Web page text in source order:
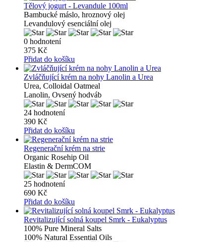
Tělový jogurt - Levandule 100ml
Bambucké máslo, hroznový olej
Levandulový esenciální olej
0 hodnotení
375 Kč
Přidat do košíku
Zvláčňující krém na nohy Lanolin a Urea
Urea, Colloidal Oatmeal
Lanolin, Ovsený hodváb
24 hodnotení
390 Kč
Přidat do košíku
Regenerační krém na strie
Organic Rosehip Oil
Elastin & DermCOM
25 hodnotení
690 Kč
Přidat do košíku
Revitalizující solná koupel Smrk - Eukalyptus
100% Pure Mineral Salts
100% Natural Essential Oils